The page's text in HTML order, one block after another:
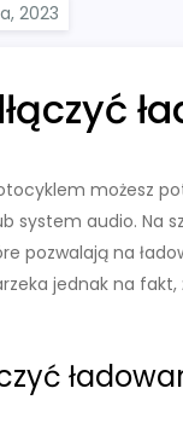
możesz
system audio. Na
pozwalają na
jednak na